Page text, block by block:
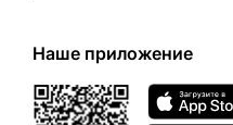
Наше приложение